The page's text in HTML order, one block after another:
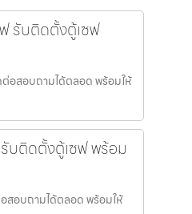
รับติดตั้งตู้เซฟ
อสอบถามได้ตลอด พร้อมให้
บติดตั้งตู้เซฟ พร้อม
สอบถามได้ตลอด พร้อมให้